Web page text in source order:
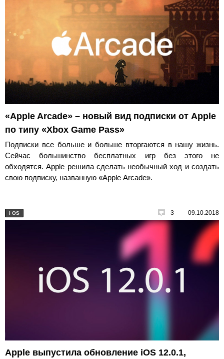
«Apple Arcade» – новый вид подписки от Apple
по типу «Xbox Game Pass»
Подписки все больше и больше вторгаются в нашу жизнь.
Сейчас большинство бесплатных игр без этого не
обходятся. Apple решила сделать необычный ход и создать
свою подписку, названную «Apple Arcade».
i OS 3 09.10.2018
Apple выпустила обновление iOS 12.0.1,